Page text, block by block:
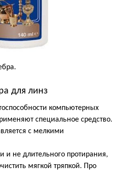
для линз
компьютерных
специальное средство.
с мелкими
и не длительного протирания,
мягкой тряпкой. Про